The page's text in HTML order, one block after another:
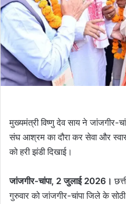
मुख्यमंत्री विष्णु देव साय ने जांजगीर-
संघ आश्रम का दौरा कर सेवा और
को हरी झंडी दिखाई।
जांजगीर-चांपा, 2 जुलाई 2026।
गुरुवार को जांजगीर-चांपा जिले के